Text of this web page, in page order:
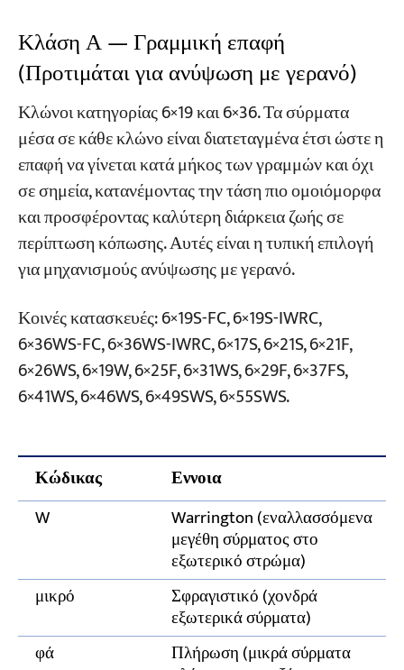
Κλάση Α — Γραμμική επαφή
(Προτιμάται για ανύψωση με γερανό)
Κλώνοι κατηγορίας 6×19 και 6×36. Τα σύρματα
μέσα σε κάθε κλώνο είναι διατεταγμένα έτσι ώστε η
επαφή να γίνεται κατά μήκος των γραμμών και όχι
σε σημεία, κατανέμοντας την τάση πιο ομοιόμορφα
και προσφέροντας καλύτερη διάρκεια ζωής σε
περίπτωση κόπωσης. Αυτές είναι η τυπική επιλογή
για μηχανισμούς ανύψωσης με γερανό.
Κοινές κατασκευές: 6×19S-FC, 6×19S-IWRC,
6×36WS-FC, 6×36WS-IWRC, 6×17S, 6×21S, 6×21F,
6×26WS, 6×19W, 6×25F, 6×31WS, 6×29F, 6×37FS,
6×41WS, 6×46WS, 6×49SWS, 6×55SWS.
Κώδικας
Εννοια
W
Warrington (εναλλασσόμενα
μεγέθη σύρματος στο
εξωτερικό στρώμα)
μικρό
Σφραγιστικό (χονδρά
εξωτερικά σύρματα)
φά
Πλήρωση (μικρά σύρματα